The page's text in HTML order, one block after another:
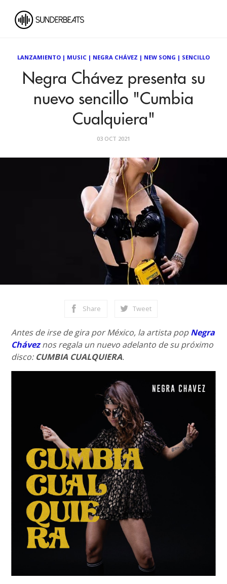
LANZAMIENTO | MUSIC | NEGRA CHÁVEZ | NEW SONG | SENCILLO
Negra Chávez presenta su
nuevo sencillo "Cumbia
Cualquiera"
03 OCT 2021
Share Tweet
Antes de irse de gira por México, la artista popNegra
Cháveznos regala un nuevo adelanto de su próximo
disco: CUMBIA CUALQUIERA.